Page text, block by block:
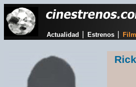
Actualidad Estrenos